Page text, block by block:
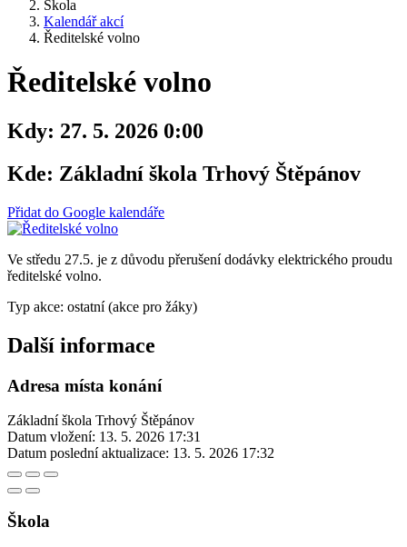
Škola
Kalendář akcí
Ředitelské volno
Ředitelské volno
Kdy: 27. 5. 2026 0:00
Kde: Základní škola Trhový Štěpánov
Přidat do Google kalendáře
Ve středu 27.5. je z důvodu přerušení dodávky elektrického proudu
ředitelské volno.
Typ akce: ostatní (akce pro žáky)
Další informace
Adresa místa konání
Základní škola Trhový Štěpánov
Datum vložení: 13. 5. 2026 17:31
Datum poslední aktualizace: 13. 5. 2026 17:32
Škola